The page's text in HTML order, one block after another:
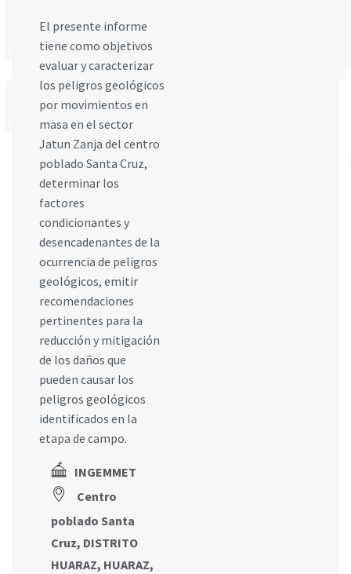
El presente informe
tiene como objetivos
evaluar y caracterizar
los peligros geológicos
por movimientos en
masa en el sector
Jatun Zanja del centro
poblado Santa Cruz,
determinar los
factores
condicionantes y
desencadenantes de la
ocurrencia de peligros
geológicos, emitir
recomendaciones
pertinentes para la
reducción y mitigación
de los daños que
pueden causar los
peligros geológicos
identificados en la
etapa de campo.
INGEMMET
Centro
poblado Santa
Cruz, DISTRITO
HUARAZ, HUARAZ,